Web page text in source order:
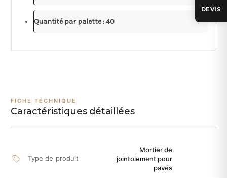
Quantité par palette : 40
FICHE TECHNIQUE
Caractéristiques détaillées
Type de produit
Mortier de
jointoiement pour
pavés
DEVIS